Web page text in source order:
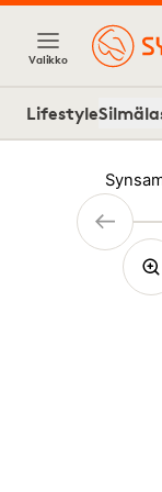
Valikko
Lifestyle